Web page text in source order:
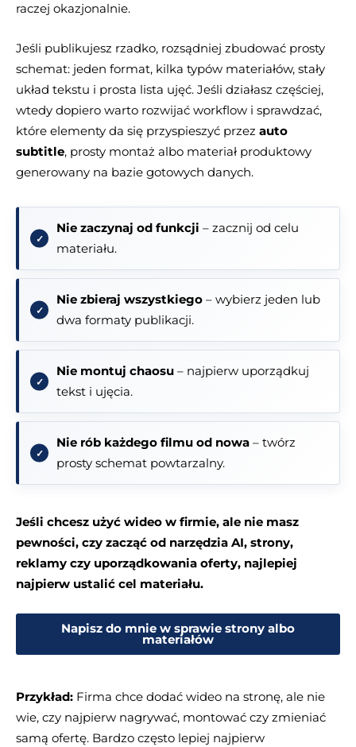
raczej okazjonalnie.
Jeśli publikujesz rzadko, rozsądniej zbudować prosty
schemat: jeden format, kilka typów materiałów, stały
układ tekstu i prosta lista ujęć. Jeśli działasz częściej,
wtedy dopiero warto rozwijać workflow i sprawdzać,
które elementy da się przyspieszyć przez auto
subtitle, prosty montaż albo materiał produktowy
generowany na bazie gotowych danych.
Nie zaczynaj od funkcji – zacznij od celu
materiału.
Nie zbieraj wszystkiego – wybierz jeden lub
dwa formaty publikacji.
Nie montuj chaosu – najpierw uporządkuj
tekst i ujęcia.
Nie rób każdego filmu od nowa – twórz
prosty schemat powtarzalny.
Jeśli chcesz użyć wideo w firmie, ale nie masz
pewności, czy zacząć od narzędzia AI, strony,
reklamy czy uporządkowania oferty, najlepiej
najpierw ustalić cel materiału.
Napisz do mnie w sprawie strony albo
materiałów
Przykład: Firma chce dodać wideo na stronę, ale nie
wie, czy najpierw nagrywać, montować czy zmieniać
samą ofertę. Bardzo często lepiej najpierw